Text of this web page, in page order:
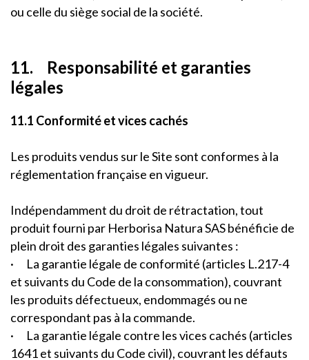
ou celle du siège social de la société.
11. Responsabilité et garanties
légales
11.1 Conformité et vices cachés
Les produits vendus sur le Site sont conformes à la
réglementation française en vigueur.
Indépendamment du droit de rétractation, tout
produit fourni par Herborisa Natura SAS bénéficie de
plein droit des garanties légales suivantes :
· La garantie légale de conformité (articles L.217-4
et suivants du Code de la consommation), couvrant
les produits défectueux, endommagés ou ne
correspondant pas à la commande.
· La garantie légale contre les vices cachés (articles
1641 et suivants du Code civil), couvrant les défauts